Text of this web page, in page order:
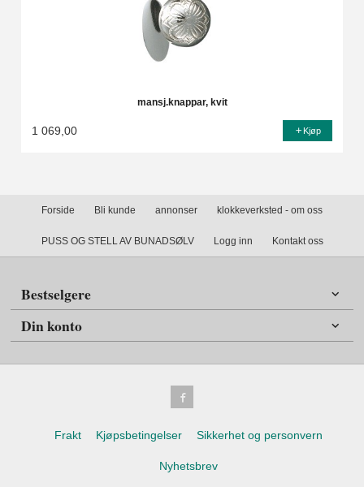
mansj.knappar, kvit
1 069,00 Kjøp
Forside Bli kunde annonser klokkeverksted - om oss
PUSS OG STELL AV BUNADSØLV Logg inn Kontakt oss
Bestselgere
Din konto
Frakt Kjøpsbetingelser Sikkerhet og personvern
Nyhetsbrev